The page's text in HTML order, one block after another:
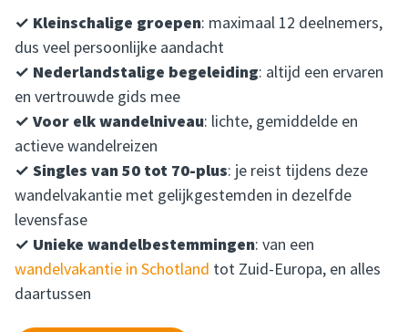
✓ Kleinschalige groepen: maximaal 12 deelnemers,
dus veel persoonlijke aandacht
✓ Nederlandstalige begeleiding: altijd een ervaren
en vertrouwde gids mee
✓ Voor elk wandelniveau: lichte, gemiddelde en
actieve wandelreizen
✓ Singles van 50 tot 70-plus: je reist tijdens deze
wandelvakantie met gelijkgestemden in dezelfde
levensfase
✓ Unieke wandelbestemmingen: van een
wandelvakantie in Schotland tot Zuid-Europa, en alles
daartussen